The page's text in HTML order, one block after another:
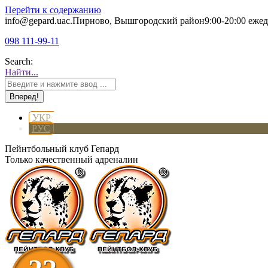
Перейти к содержанию
info@gepard.uaс.Пирново, Вышгородский район9:00-20:00
098 111-99-11
Search:
Найти...
УКР
РУС
Пейнтбольный клуб Гепард
Только качественный адреналин